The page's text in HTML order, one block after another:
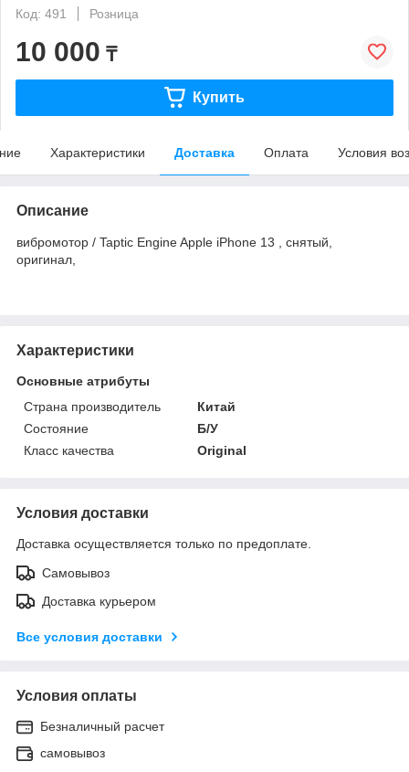
Код: 491
Розница
10 000 ₸
Купить
Характеристики Доставка Оплата Условия
Описание
вибромотор / Taptic Engine Apple iPhone 13 , снятый,
оригинал,
Характеристики
Основные атрибуты
Страна производитель
Китай
Состояние
Б/У
Класс качества
Original
Условия доставки
Доставка осуществляется только по предоплате.
Самовывоз
Доставка курьером
Все условия доставки
Условия оплаты
Безналичный расчет
самовывоз